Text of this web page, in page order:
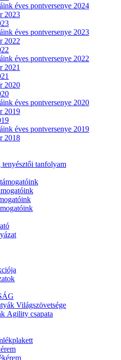
éves pontversenye 2024
2023
éves pontversenye 2023
2022
éves pontversenye 2022
2021
2020
éves pontversenye 2020
2019
éves pontversenye 2019
2018
tanfolyam
Világszövetsége
Agility csapata